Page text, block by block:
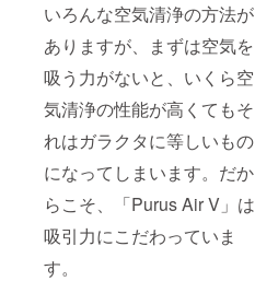
いろんな空気清浄の方法が
ありますが、まずは空気を
吸う力がないと、いくら空
気清浄の性能が高くてもそ
れはガラクタに等しいもの
になってしまいます。だか
らこそ、「Purus Air V」は
吸引力にこだわっていま
す。